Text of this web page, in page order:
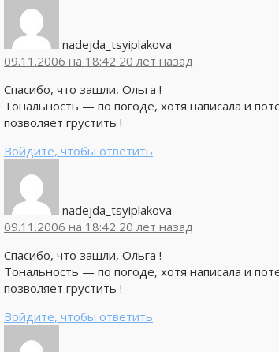
nadejda_tsyiplakova
09.11.2006 на 18:42 20 лет назад
Спасибо, что зашли, Ольга !
Тональность — по погоде, хотя написала и
позволяет грустить !
Войдите, чтобы ответить
nadejda_tsyiplakova
09.11.2006 на 18:42 20 лет назад
Спасибо, что зашли, Ольга !
Тональность — по погоде, хотя написала и
позволяет грустить !
Войдите, чтобы ответить